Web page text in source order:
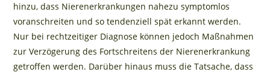
hinzu, dass Nierenerkrankungen nahezu symptomlos
voranschreiten und so tendenziell spät erkannt werden.
Nur bei rechtzeitiger Diagnose können jedoch Maßnahmen
zur Verzögerung des Fortschreitens der Nierenerkrankung
getroffen werden. Darüber hinaus muss die Tatsache, dass